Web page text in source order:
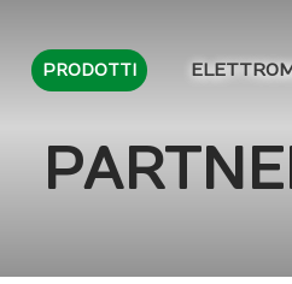
PRODOTTI